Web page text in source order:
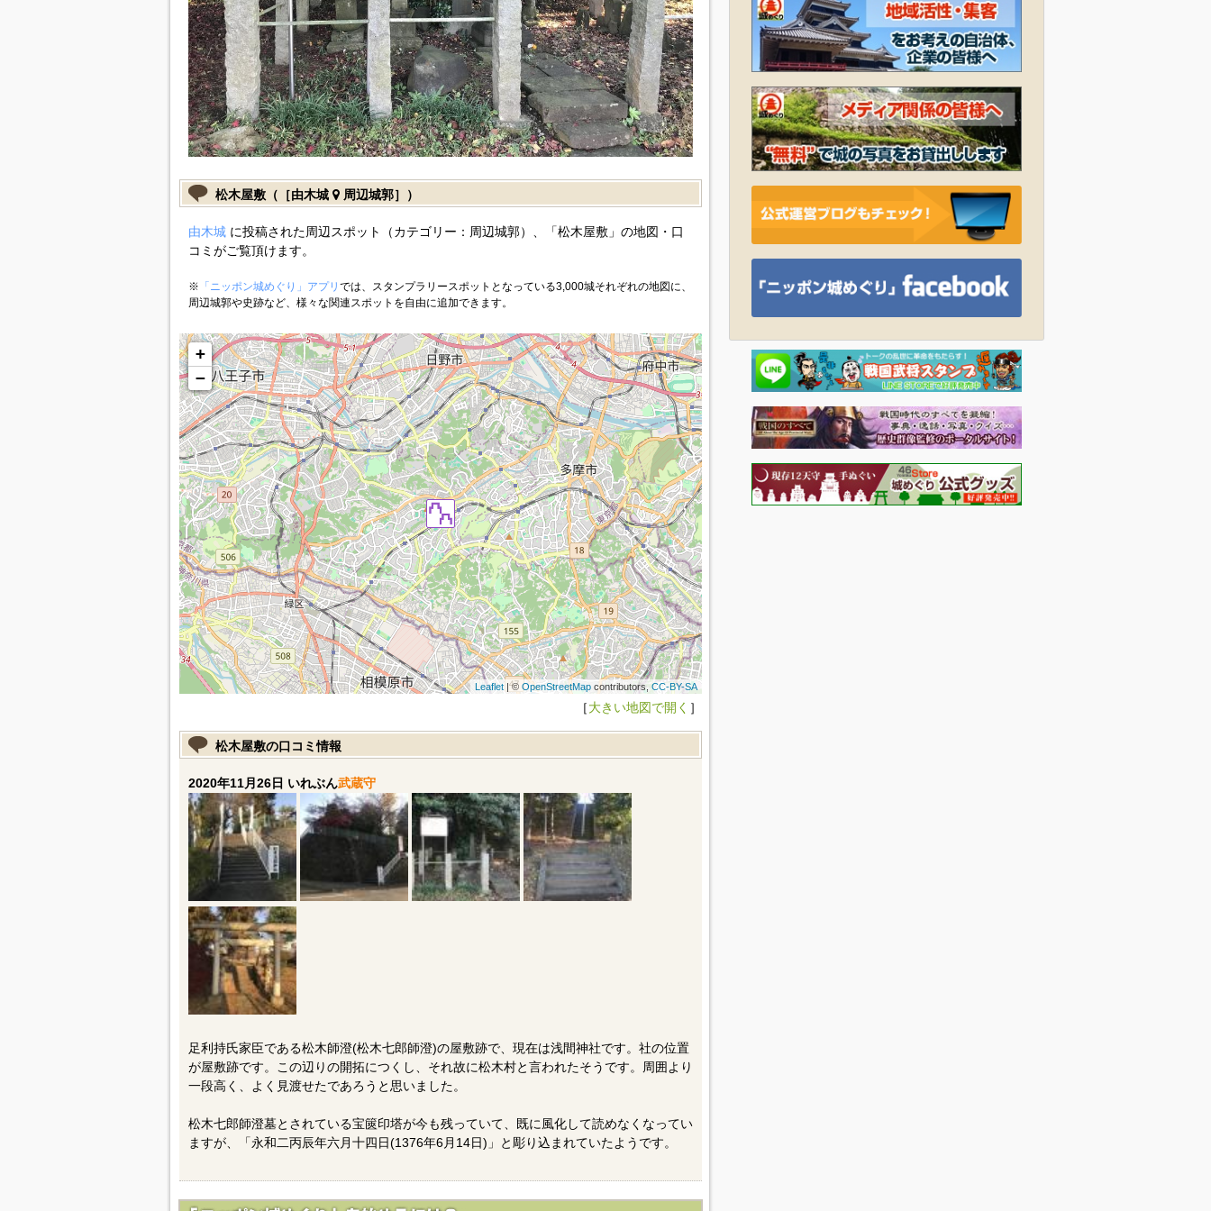
松木屋敷（［由木城 周辺城郭］）
由木城に投稿された周辺スポット（カテゴリー：周辺城郭）、「松木屋敷」の地図・口
コミがご覧頂けます。
※ 「ニッポン城めぐり」アプリ では、スタンプラリースポットとなっている3,000城それぞれの地図に、
周辺城郭や史跡など、様々な関連スポットを自由に追加できます。
+
−
Leaflet| © OpenStreetMapcontributors,CC-BY-SA
［大きい地図で開く ］
松木屋敷の口コミ情報
2020年11月26日 いれぶん武蔵守
足利持氏家臣である松木師澄(松木七郎師澄)の屋敷跡で、現在は浅間神社です。社の位置
が屋敷跡です。この辺りの開拓につくし、それ故に松木村と言われたそうです。周囲より
一段高く、よく見渡せたであろうと思いました。
松木七郎師澄墓とされている宝篋印塔が今も残っていて、既に風化して読めなくなってい
ますが、「永和二丙辰年六月十四日(1376年6月14日)」と彫り込まれていたようです。